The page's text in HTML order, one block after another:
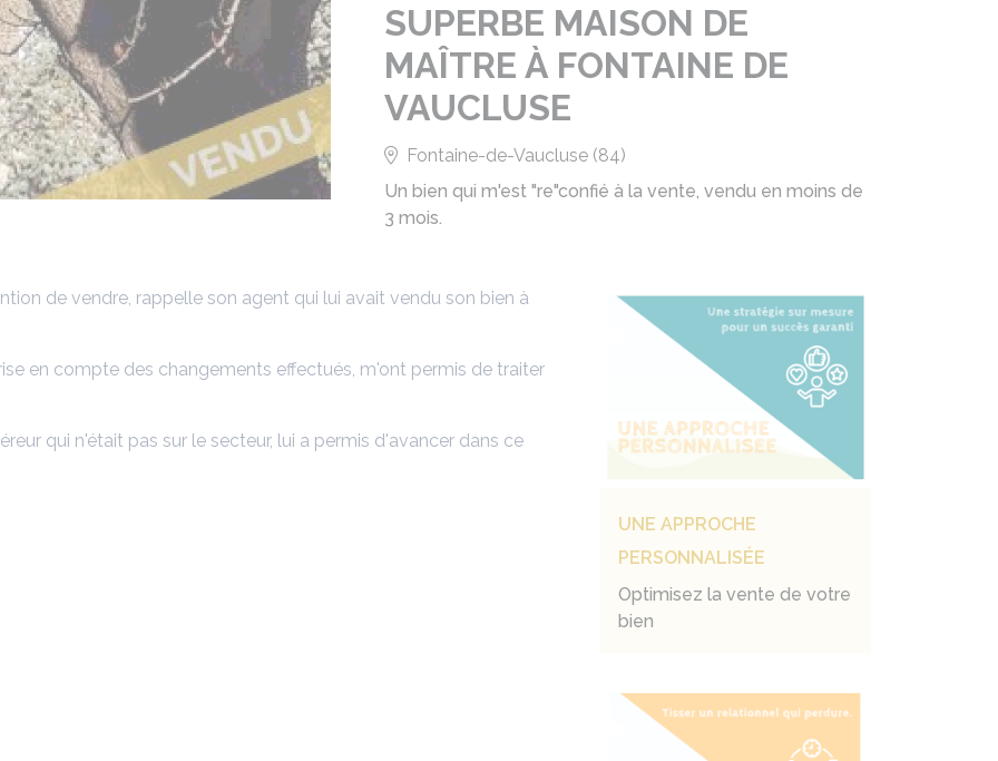
SUPERBE MAISON DE
MAÎTRE À FONTAINE DE
VAUCLUSE
Fontaine-de-Vaucluse (84)
Un bien qui m'est "re"confié à la vente, vendu en moins de
3 mois.
de vendre, rappelle son agent qui lui avait vendu son bien à
en compte des changements effectués, m'ont permis de traiter
qui n'était pas sur le secteur, lui a permis d'avancer dans ce
UNE APPROCHE
PERSONNALISÉE
Optimisez la vente de votre
bien